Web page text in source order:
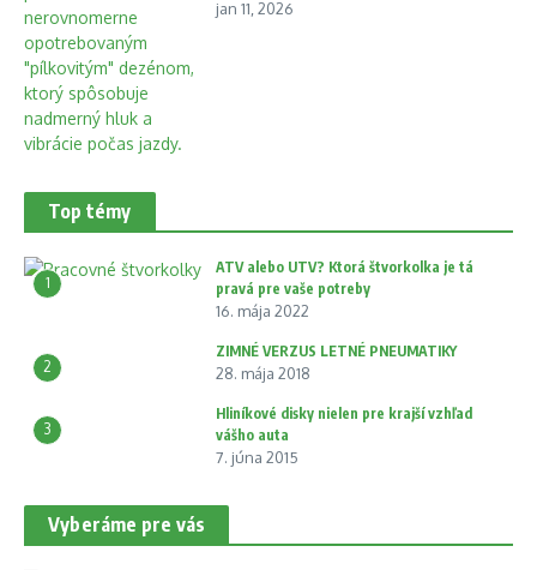
jan 11, 2026
Top témy
1
ATV alebo UTV? Ktorá štvorkolka je tá
pravá pre vaše potreby
16. mája 2022
2
ZIMNÉ VERZUS LETNÉ PNEUMATIKY
28. mája 2018
3
Hliníkové disky nielen pre krajší vzhľad
vášho auta
7. júna 2015
Vyberáme pre vás